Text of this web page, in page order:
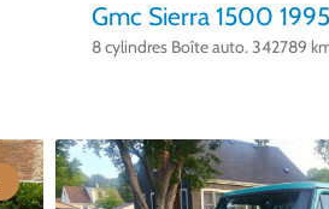
Gmc Sierra 1500 1995
8 cylindres Boîte auto. 342789